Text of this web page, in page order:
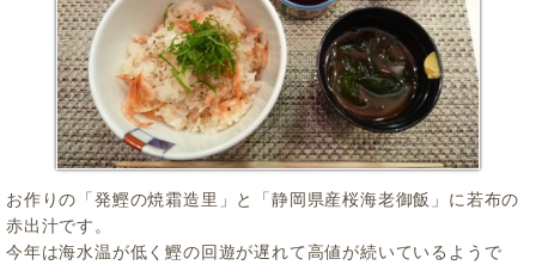
お作りの「発鰹の焼霜造里」と「静岡県産桜海老御飯」に若布の
赤出汁です。
今年は海水温が低く鰹の回遊が遅れて高値が続いているようで